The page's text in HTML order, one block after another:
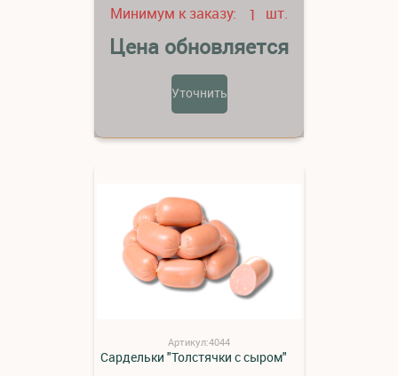
Минимум к заказу: 1 шт.
Цена обновляется
Уточнить
Артикул:4044
Сардельки "Толстячки с сыром"